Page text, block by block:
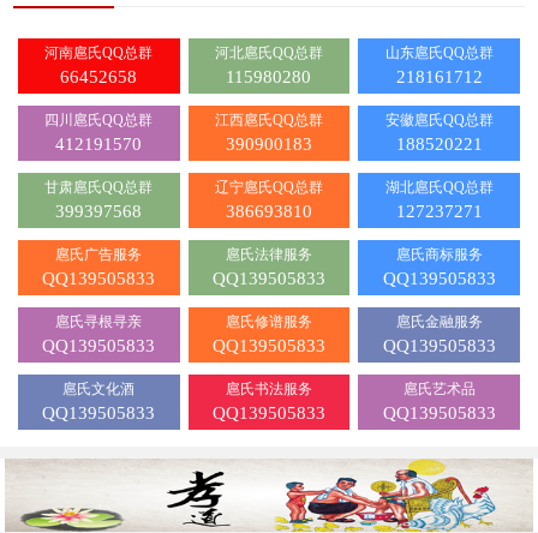
河南扈氏QQ总群
66452658
河北扈氏QQ总群
115980280
山东扈氏QQ总群
218161712
四川扈氏QQ总群
412191570
江西扈氏QQ总群
390900183
安徽扈氏QQ总群
188520221
甘肃扈氏QQ总群
399397568
辽宁扈氏QQ总群
386693810
湖北扈氏QQ总群
127237271
扈氏广告服务
QQ139505833
扈氏法律服务
QQ139505833
扈氏商标服务
QQ139505833
扈氏寻根寻亲
QQ139505833
扈氏修谱服务
QQ139505833
扈氏金融服务
QQ139505833
扈氏文化酒
QQ139505833
扈氏书法服务
QQ139505833
扈氏艺术品
QQ139505833